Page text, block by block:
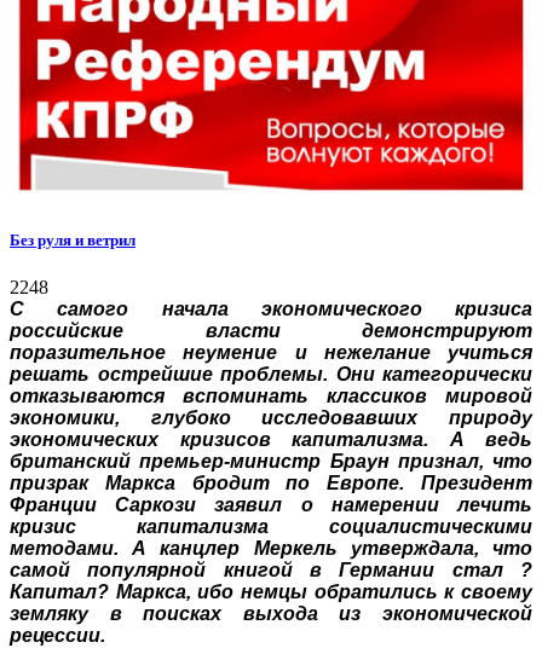
Без руля и ветрил
2248
С самого начала экономического кризиса
российские власти демонстрируют
поразительное неумение и нежелание учиться
решать острейшие проблемы. Они категорически
отказываются вспоминать классиков мировой
экономики, глубоко исследовавших природу
экономических кризисов капитализма. А ведь
британский премьер-министр Браун признал, что
призрак Маркса бродит по Европе. Президент
Франции Саркози заявил о намерении лечить
кризис капитализма социалистическими
методами. А канцлер Меркель утверждала, что
самой популярной книгой в Германии стал ?
Капитал? Маркса, ибо немцы обратились к своему
земляку в поисках выхода из экономической
рецессии.